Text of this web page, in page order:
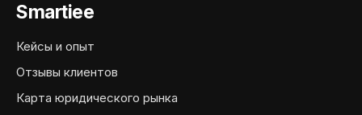
Smartiee
Кейсы и опыт
Отзывы клиентов
Карта юридического рынка